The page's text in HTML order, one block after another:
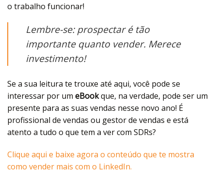
o trabalho funcionar!
Lembre-se: prospectar é tão
importante quanto vender. Merece
investimento!
Se a sua leitura te trouxe até aqui, você pode se
interessar por um eBookque, na verdade, pode ser um
presente para as suas vendas nesse novo ano! É
profissional de vendas ou gestor de vendas e está
atento a tudo o que tem a ver com SDRs?
Clique aqui e baixe agora o conteúdo que te mostra
como vender mais com o LinkedIn.